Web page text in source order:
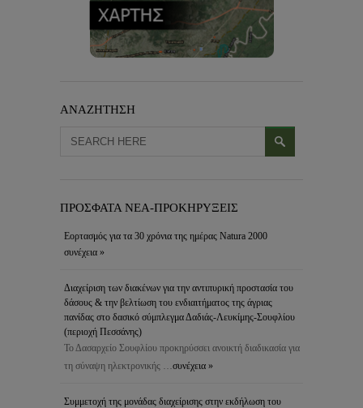
ΑΝΑΖΗΤΗΣΗ
ΠΡΟΣΦΑΤΑ ΝΕΑ-ΠΡΟΚΗΡΥΞΕΙΣ
Εορτασμός για τα 30 χρόνια της ημέρας Natura 2000
συνέχεια »
Διαχείριση των διακένων για την αντιπυρική προστασία του
δάσους & την βελτίωση του ενδιαιτήματος της άγριας
πανίδας στο δασικό σύμπλεγμα Δαδιάς-Λευκίμης-Σουφλίου
(περιοχή Πεσσάνης)
Το Δασαρχείο Σουφλίου προκηρύσσει ανοικτή διαδικασία για
τη σύναψη ηλεκτρονικής …συνέχεια »
Συμμετοχή της μονάδας διαχείρισης στην εκδήλωση του